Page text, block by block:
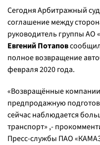
Сегодня Арбитражный
соглашение между
руководитель группы АО
Евгений Потапов
полное возвращение
февраля 2020 года.
«Возвращённые
предпродажную
сейчас наблюдается
транспорт» ,-
Пресс-службы ПАО